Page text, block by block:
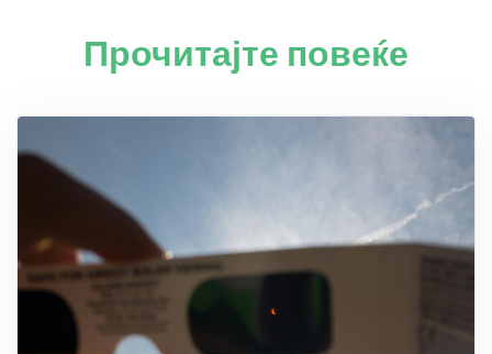
Прочитајте повеќе